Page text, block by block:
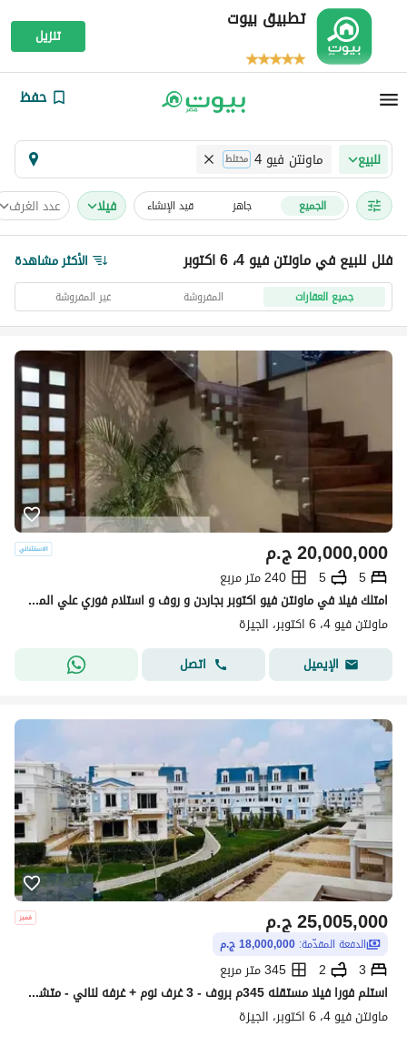
تطبيق بيوت
تنزيل
حفظ
للبيع ماونتن فيو 4 مختلط
الجميع جاهز قيد الإنشاء فیلا عدد الغرف
فلل للبيع في ماونتن فيو 4، 6 اكتوبر الأكثر مشاهدة
جميع العقارات المفروشة غير المفروشة
ج.م20,000,000
5
5
240 متر مربع
امتلك فيلا في ماونتن فيو اكتوبر بجاردن و روف و استلام فوري علي المفتاح ومتشطبة بالكامل بالتكيفات
ماونتن فيو 4، 6 اكتوبر، الجيزة
الإيميل
اتصل
ج.م25,005,000
الدفعة المقدّمة: 18,000,000 ج.م
3
2
345 متر مربع
استلم فورا فيلا مستقله 345م بروف - 3 غرف نوم + غرفه لناني - متشطبه بالكامل - بارخص سعر وبتقسيط مرن ف ماونتن فيو 4 _ Mountain view 4
ماونتن فيو 4، 6 اكتوبر، الجيزة